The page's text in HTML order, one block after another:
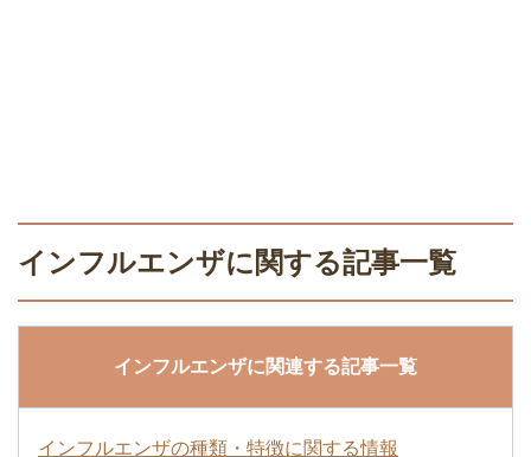
インフルエンザに関する記事一覧
インフルエンザに関連する記事一覧
インフルエンザの種類・特徴に関する情報